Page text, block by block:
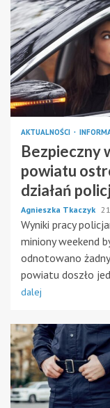
AKTUALNOŚCI
Bezpieczny
powiatu
działań
Agnieszka Tkaczyk
Wyniki pracy
miniony weekend
odnotowano
powiatu doszło
dalej